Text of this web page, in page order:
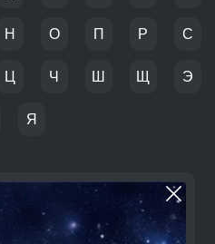
Н О П Р С
Ц Ч Ш Щ Э
Я